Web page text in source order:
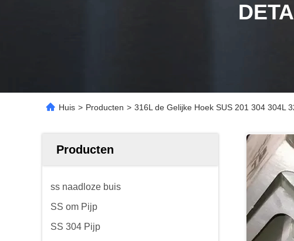
Huis > Producten > 316L de Gelijke Hoek SUS 201 304 304L
Producten
ss naadloze buis
SS om Pijp
SS 304 Pijp